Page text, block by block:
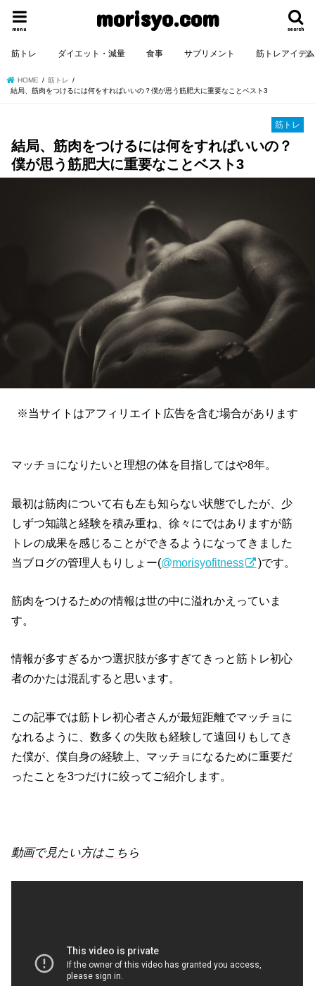
morisyo.com search
menu
筋トレ ダイエット・減量 食事 サプリメント 筋トレアイテム
HOME
筋トレ
結局、筋肉をつけるには何をすればいいの？僕が思う筋肥大に重要なことベスト3
筋トレ
結局、筋肉をつけるには何をすればいいの？
僕が思う筋肥大に重要なことベスト3
※当サイトはアフィリエイト広告を含む場合があります
マッチョになりたいと理想の体を目指してはや8年。
最初は筋肉について右も左も知らない状態でしたが、少
しずつ知識と経験を積み重ね、徐々にではありますが筋
トレの成果を感じることができるようになってきました
当ブログの管理人もりしょー(@morisyofitness )です。
筋肉をつけるための情報は世の中に溢れかえっていま
す。
情報が多すぎるかつ選択肢が多すぎてきっと筋トレ初心
者のかたは混乱すると思います。
この記事では筋トレ初心者さんが最短距離でマッチョに
なれるように、数多くの失敗も経験して遠回りもしてき
た僕が、僕自身の経験上、マッチョになるために重要だ
ったことを3つだけに絞ってご紹介します。
動画で見たい方はこちら